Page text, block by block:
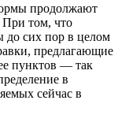
продолжают
При том, что
до сих пор в целом
предлагающие
пунктов — так
в
сейчас в